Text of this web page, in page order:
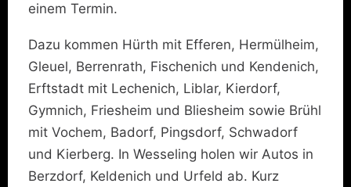
einem Termin.
Dazu kommen Hürth mit Efferen, Hermülheim,
Gleuel, Berrenrath, Fischenich und Kendenich,
Erftstadt mit Lechenich, Liblar, Kierdorf,
Gymnich, Friesheim und Bliesheim sowie Brühl
mit Vochem, Badorf, Pingsdorf, Schwadorf
und Kierberg. In Wesseling holen wir Autos in
Berzdorf, Keldenich und Urfeld ab. Kurz